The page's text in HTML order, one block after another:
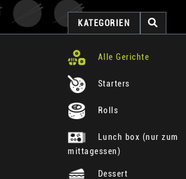
KATEGORIEN
Alle Gerichte
Starters
Rolls
Lunch box (nur zum
mittagessen)
Dessert